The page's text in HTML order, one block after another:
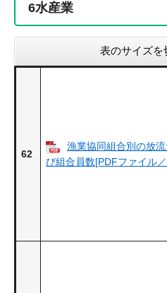
6水産業
表のサイズを
62
漁業協同組合別の放流
び組合員数[PDFファイル